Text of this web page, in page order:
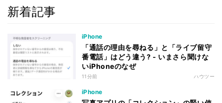
新着記事
iPhone
「通話の理由を尋ねる」と「ライブ留守
番電話」はどう違う? - いまさら聞けな
いiPhoneのなぜ
11分前 ハウツー
iPhone